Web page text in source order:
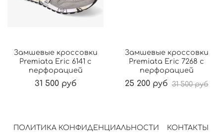
Замшевые кроссовки
Premiata Eric 6141 с
перфорацией
31 500 руб
Замшевые кроссовки
Premiata Eric 7268 с
перфорацией
25 200 руб 31 500 руб
ПОЛИТИКА КОНФИДЕНЦИАЛЬНОСТИ КОНТАКТЫ